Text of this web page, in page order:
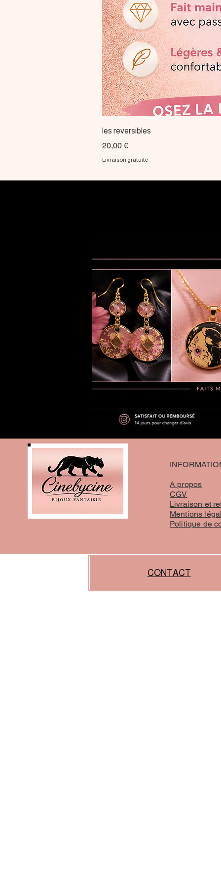
les reversibles
Prix
20,00 €
Livraison gratuite
A propos
CGV
Livraison et
Mentions
Politique de
CONTACT